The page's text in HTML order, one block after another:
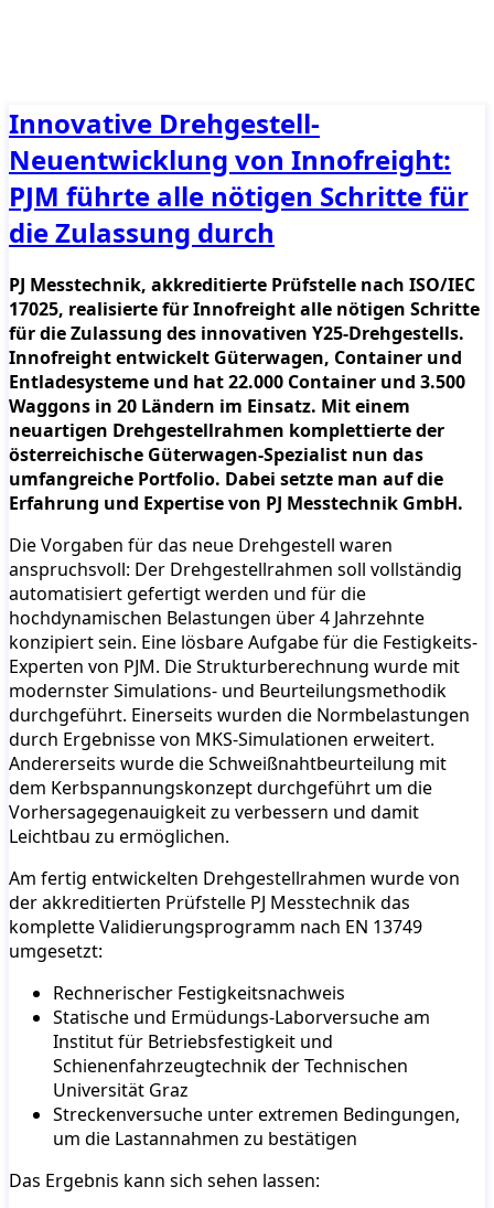
Innovative Drehgestell-
Neuentwicklung von Innofreight:
PJM führte alle nötigen Schritte für
die Zulassung durch
PJ Messtechnik, akkreditierte Prüfstelle nach ISO/IEC
17025, realisierte für Innofreight alle nötigen Schritte
für die Zulassung des innovativen Y25-Drehgestells.
Innofreight entwickelt Güterwagen, Container und
Entladesysteme und hat 22.000 Container und 3.500
Waggons in 20 Ländern im Einsatz. Mit einem
neuartigen Drehgestellrahmen komplettierte der
österreichische Güterwagen-Spezialist nun das
umfangreiche Portfolio. Dabei setzte man auf die
Erfahrung und Expertise von PJ Messtechnik GmbH.
Die Vorgaben für das neue Drehgestell waren
anspruchsvoll: Der Drehgestellrahmen soll vollständig
automatisiert gefertigt werden und für die
hochdynamischen Belastungen über 4 Jahrzehnte
konzipiert sein. Eine lösbare Aufgabe für die Festigkeits-
Experten von PJM. Die Strukturberechnung wurde mit
modernster Simulations- und Beurteilungsmethodik
durchgeführt. Einerseits wurden die Normbelastungen
durch Ergebnisse von MKS-Simulationen erweitert.
Andererseits wurde die Schweißnahtbeurteilung mit
dem Kerbspannungskonzept durchgeführt um die
Vorhersagegenauigkeit zu verbessern und damit
Leichtbau zu ermöglichen.
Am fertig entwickelten Drehgestellrahmen wurde von
der akkreditierten Prüfstelle PJ Messtechnik das
komplette Validierungsprogramm nach EN 13749
umgesetzt:
Rechnerischer Festigkeitsnachweis
Statische und Ermüdungs-Laborversuche am
Institut für Betriebsfestigkeit und
Schienenfahrzeugtechnik der Technischen
Universität Graz
Streckenversuche unter extremen Bedingungen,
um die Lastannahmen zu bestätigen
Das Ergebnis kann sich sehen lassen: